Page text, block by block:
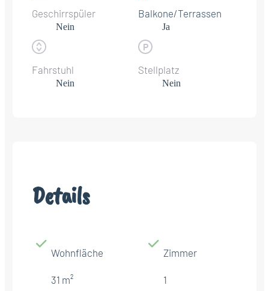
Geschirrspüler
Nein
Balkone/Terrassen
Ja
Fahrstuhl
Nein
Stellplatz
Nein
Details
Wohnfläche
31 m²
Zimmer
1